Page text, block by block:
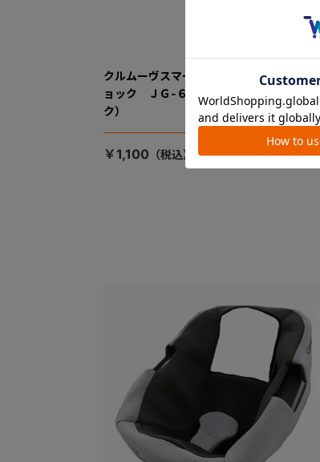
クルムーヴスマートＩＳＯＦＩＸエッグシ
ョック ＪＧ-６５０ 幌カバー（ブラッ
ク）
￥1,100